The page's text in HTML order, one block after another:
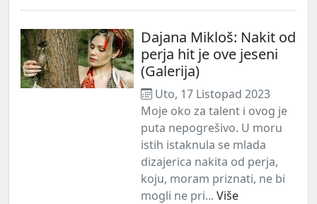
Dajana Mikloš: Nakit od
perja hit je ove jeseni
(Galerija)
Uto, 17 Listopad 2023
Moje oko za talent i ovog je
puta nepogrešivo. U moru
istih istaknula se mlada
dizajerica nakita od perja,
koju, moram priznati, ne bi
mogli ne pri... Više